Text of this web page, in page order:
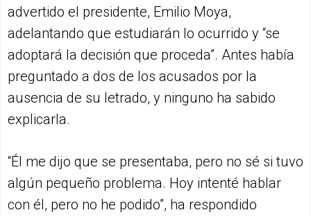
advertido el presidente, Emilio Moya,
adelantando que estudiarán lo ocurrido y “se
adoptará la decisión que proceda”. Antes había
preguntado a dos de los acusados por la
ausencia de su letrado, y ninguno ha sabido
explicarla.
“Él me dijo que se presentaba, pero no sé si tuvo
algún pequeño problema. Hoy intenté hablar
con él, pero no he podido”, ha respondido